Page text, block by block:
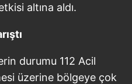
altına aldı.
durumu 112 Acil
üzerine bölgeye çok